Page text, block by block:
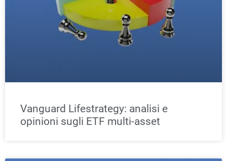
Vanguard Lifestrategy: analisi e
opinioni sugli ETF multi-asset